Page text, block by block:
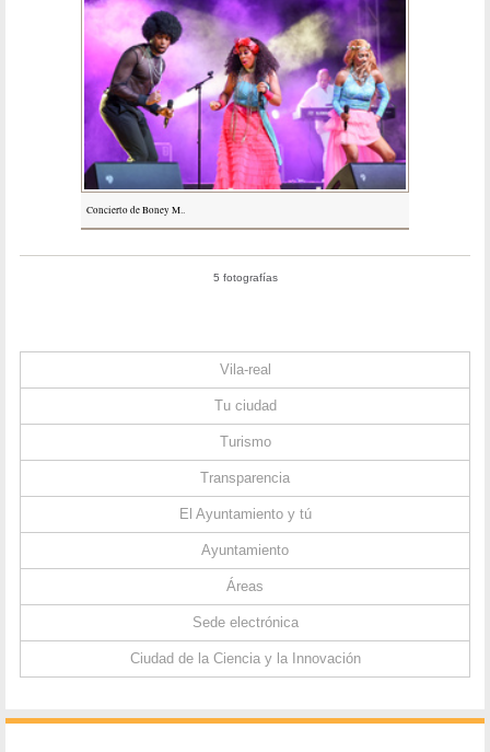
Concierto de Boney M..
5 fotografías
Vila-real
Tu ciudad
Turismo
Transparencia
El Ayuntamiento y tú
Ayuntamiento
Áreas
Sede electrónica
Ciudad de la Ciencia y la Innovación